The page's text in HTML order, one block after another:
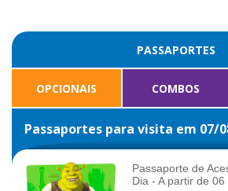
PASSAPORTES
OPCIONAIS COMBOS
Passaportes para visita em 07/
Passaporte de
Dia - A partir de 06